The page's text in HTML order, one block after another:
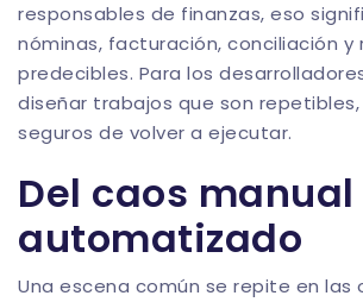
responsables de finanzas, eso
nóminas, facturación, conciliación y
predecibles. Para los
diseñar trabajos que son
seguros de volver a ejecutar.
Del caos
automatizado
Una escena común se repite en las